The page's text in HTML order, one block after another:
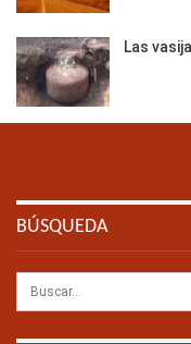
Las
BÚSQUEDA